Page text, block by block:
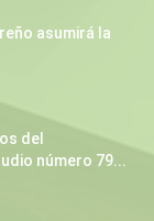
asumirá la
del
número 79...